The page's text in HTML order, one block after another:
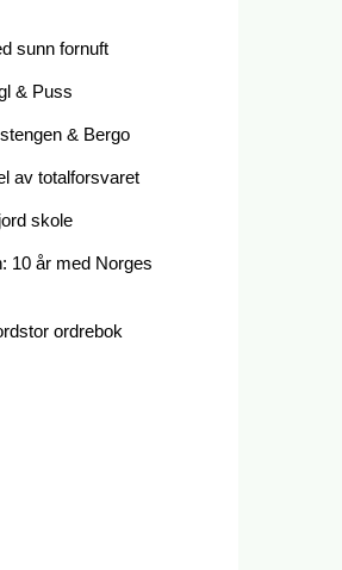
sunn fornuft
& Puss
& Bergo
av totalforsvaret
skole
10 år med Norges
ordrebok